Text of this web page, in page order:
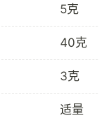
5克
40克
3克
适量